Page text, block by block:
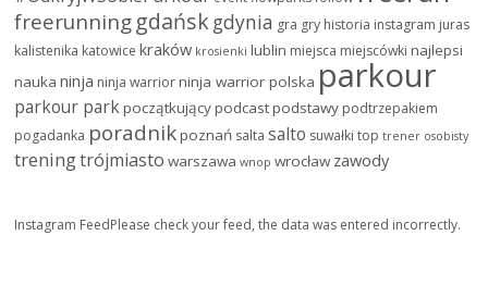
freerunninggdańskgdynia gra gry historia instagram juras
kalistenika katowice kraków krosienki lublin miejsca miejscówki najlepsi
nauka ninja ninja warrior ninja warrior polska parkour
parkour parkpoczątkującypodcastpodstawy podtrzepakiem
pogadanka poradnikpoznań salta salto suwałki top trener osobisty
treningtrójmiasto warszawa wnop wrocławzawody
Instagram FeedPlease check your feed, the data was entered incorrectly.